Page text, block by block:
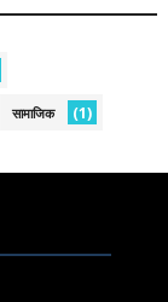
सामाजिक (1)